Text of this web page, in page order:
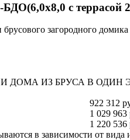
с террасой
загородного домика
ИЗ БРУСА В ОДИН
922 312
1 029 963
1 220 536
в зависимости от вида